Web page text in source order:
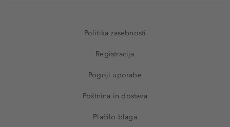
Politika zasebnosti
Registracija
Pogoji uporabe
Poštnina in dostava
Plačilo blaga